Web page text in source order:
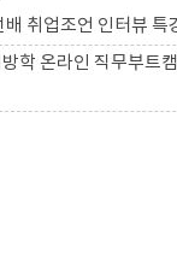
취업조언 인터뷰 특
학 온라인 직무부트